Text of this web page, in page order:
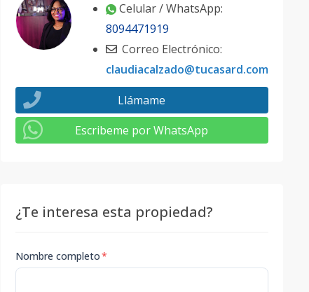
Celular / WhatsApp:
8094471919
Correo Electrónico:
claudiacalzado@tucasard.com
Llámame
Escribeme por WhatsApp
¿Te interesa esta propiedad?
Nombre completo*